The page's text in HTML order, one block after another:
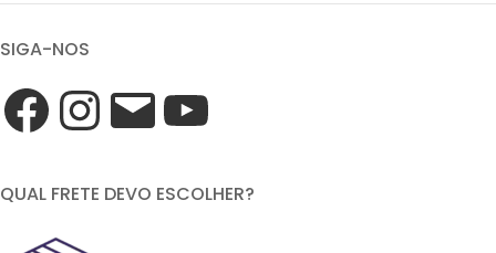
SIGA-NOS
QUAL FRETE DEVO ESCOLHER?